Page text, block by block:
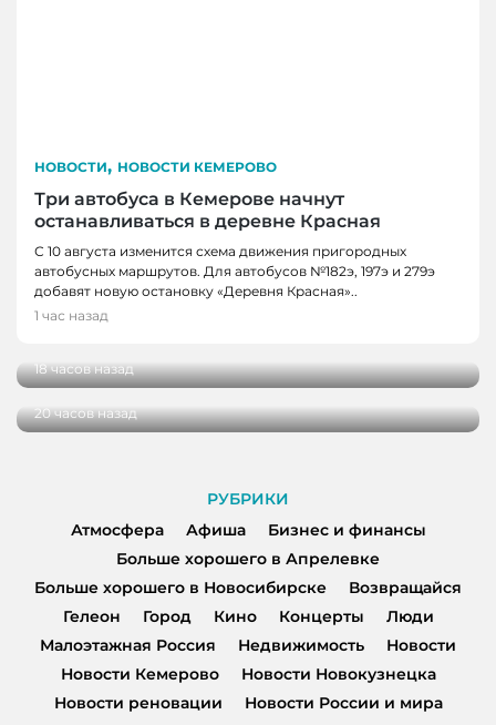
НОВОСТИ, НОВОСТИ КЕМЕРОВО
Три автобуса в Кемерове начнут
останавливаться в деревне Красная
С 10 августа изменится схема движения пригородных
автобусных маршрутов. Для автобусов №182э, 197э и 279э
добавят новую остановку «Деревня Красная»..
1 час назад
НОВОСТИ
В Кузбассе наградили лучших тренеров,
18 часов назад
НОВОСТИ, НОВОСТИ КЕМЕРОВО
годом
20 часов назад
РУБРИКИ
Атмосфера
Афиша
Бизнес и финансы
Больше хорошего в Апрелевке
Больше хорошего в Новосибирске
Возвращайся
Гелеон
Город Кино Концерты
Люди
Малоэтажная Россия
Недвижимость
Новости
Новости Кемерово
Новости Новокузнецка
Новости реновации
Новости России и мира